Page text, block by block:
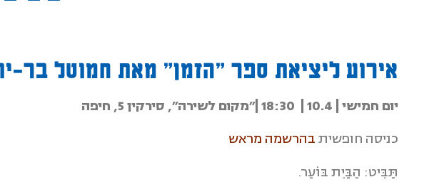
אירוע ליציאת ספר ״הזמן״ מאת חמוטל בר-
יום חמישי | 10.4 | 18:30 |
״מקום לשירה״, סירקין 5, חיפה
כניסה חופשיתבהרשמה מראש
תַּבִּיט: הַבַּיִת בּוֹעֵר.